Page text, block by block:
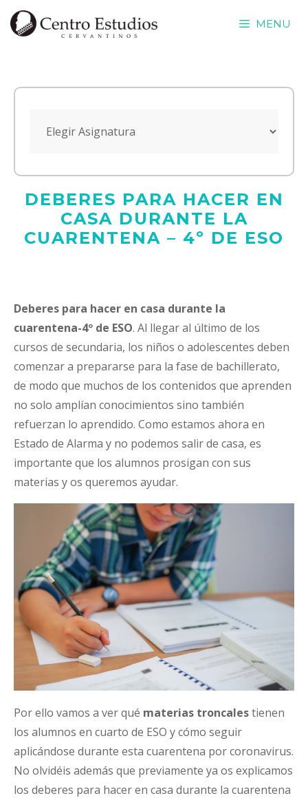
Saltar
MENU
DEBERES PARA HACER EN
CASA DURANTE LA
CUARENTENA – 4º DE ESO
Deberes para hacer en casa durante la
cuarentena-4º de ESO. Al llegar al último de los
cursos de secundaria, los niños o adolescentes deben
comenzar a prepararse para la fase de bachillerato,
de modo que muchos de los contenidos que aprenden
no solo amplían conocimientos sino también
refuerzan lo aprendido. Como estamos ahora en
Estado de Alarma y no podemos salir de casa, es
importante que los alumnos prosigan con sus
materias y os queremos ayudar.
Por ello vamos a ver qué materias troncalestienen
los alumnos en cuarto de ESO y cómo seguir
aplicándose durante esta cuarentena por coronavirus.
No olvidéis además que previamente ya os explicamos
los deberes para hacer en casa durante la cuarentena